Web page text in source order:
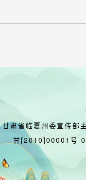
甘肃省临夏州委宣传部
甘[2010]00001号